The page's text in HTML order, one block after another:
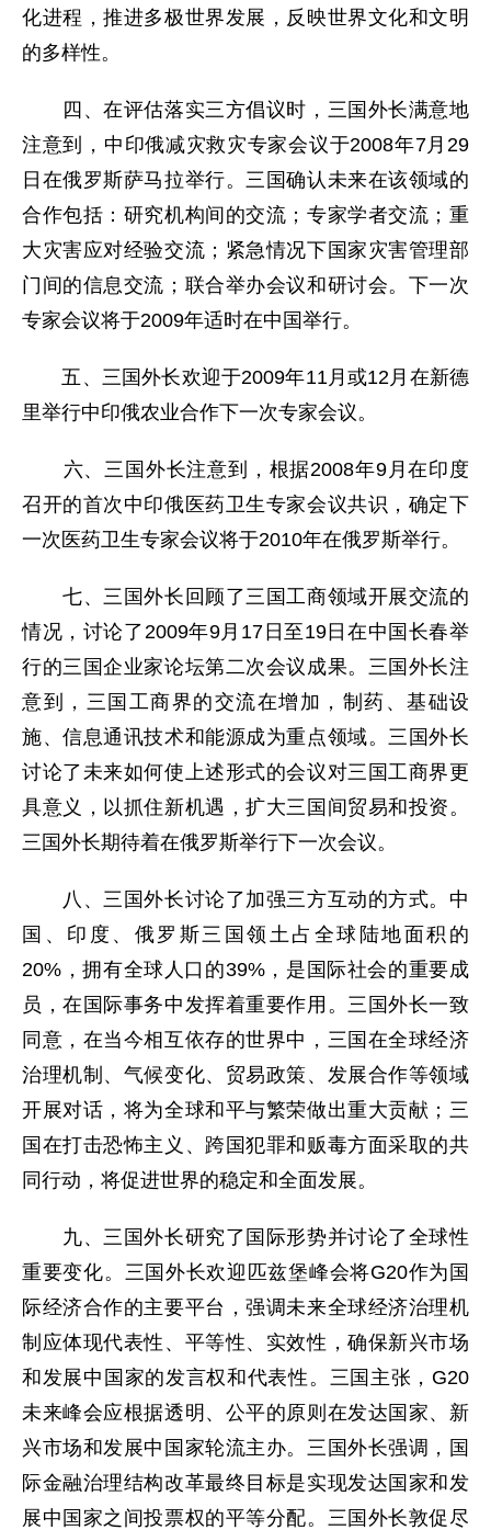
化进程，推进多极世界发展，反映世界文化和文明
的多样性。
四、在评估落实三方倡议时，三国外长满意地
注意到，中印俄减灾救灾专家会议于2008年7月29
日在俄罗斯萨马拉举行。三国确认未来在该领域的
合作包括：研究机构间的交流；专家学者交流；重
大灾害应对经验交流；紧急情况下国家灾害管理部
门间的信息交流；联合举办会议和研讨会。下一次
专家会议将于2009年适时在中国举行。
五、三国外长欢迎于2009年11月或12月在新德
里举行中印俄农业合作下一次专家会议。
六、三国外长注意到，根据2008年9月在印度
召开的首次中印俄医药卫生专家会议共识，确定下
一次医药卫生专家会议将于2010年在俄罗斯举行。
七、三国外长回顾了三国工商领域开展交流的
情况，讨论了2009年9月17日至19日在中国长春举
行的三国企业家论坛第二次会议成果。三国外长注
意到，三国工商界的交流在增加，制药、基础设
施、信息通讯技术和能源成为重点领域。三国外长
讨论了未来如何使上述形式的会议对三国工商界更
具意义，以抓住新机遇，扩大三国间贸易和投资。
三国外长期待着在俄罗斯举行下一次会议。
八、三国外长讨论了加强三方互动的方式。中
国、印度、俄罗斯三国领土占全球陆地面积的
20%，拥有全球人口的39%，是国际社会的重要成
员，在国际事务中发挥着重要作用。三国外长一致
同意，在当今相互依存的世界中，三国在全球经济
治理机制、气候变化、贸易政策、发展合作等领域
开展对话，将为全球和平与繁荣做出重大贡献；三
国在打击恐怖主义、跨国犯罪和贩毒方面采取的共
同行动，将促进世界的稳定和全面发展。
九、三国外长研究了国际形势并讨论了全球性
重要变化。三国外长欢迎匹兹堡峰会将G20作为国
际经济合作的主要平台，强调未来全球经济治理机
制应体现代表性、平等性、实效性，确保新兴市场
和发展中国家的发言权和代表性。三国主张，G20
未来峰会应根据透明、公平的原则在发达国家、新
兴市场和发展中国家轮流主办。三国外长强调，国
际金融治理结构改革最终目标是实现发达国家和发
展中国家之间投票权的平等分配。三国外长敦促尽